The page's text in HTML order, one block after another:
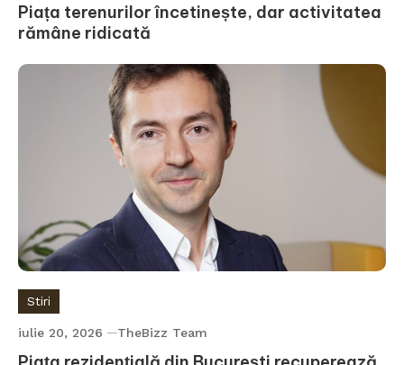
Piața terenurilor încetinește, dar activitatea
rămâne ridicată
Stiri
iulie 20, 2026 TheBizz Team